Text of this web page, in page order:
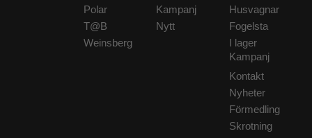
Polar
T@B
Weinsberg
Kampanj
Nytt
Husvagnar
Fogelsta
I lager
Kampanj
Kontakt
Nyheter
Förmedling
Skrotning